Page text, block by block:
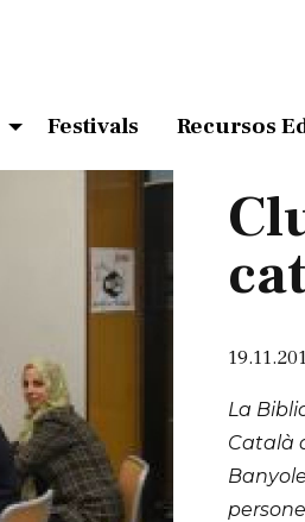
Festivals Recursos
La
Català